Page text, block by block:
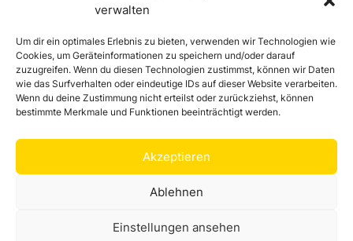
verwalten
Um dir ein optimales Erlebnis zu bieten, verwenden wir Technologien wie
Cookies, um Geräteinformationen zu speichern und/oder darauf
zuzugreifen. Wenn du diesen Technologien zustimmst, können wir Daten
wie das Surfverhalten oder eindeutige IDs auf dieser Website verarbeiten.
Wenn du deine Zustimmung nicht erteilst oder zurückziehst, können
bestimmte Merkmale und Funktionen beeinträchtigt werden.
Akzeptieren
Ablehnen
Einstellungen ansehen
Datenschutzerklärung
Impressum
Cookie-Richtlinie (EU)